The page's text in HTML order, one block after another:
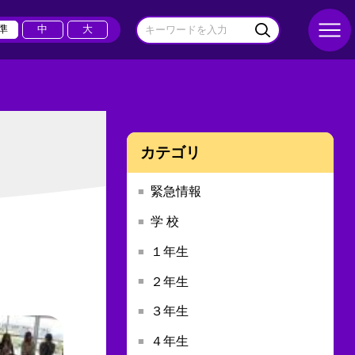
中 大
カテゴリ
緊急情報
学 校
１年生
２年生
３年生
４年生